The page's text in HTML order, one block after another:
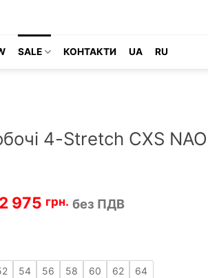
SALE КОНТАКТИ UA RU
4-Stretch CXS
Оригінальна
грн..
2 975 грн.Поточна
570 грн..
без ПДВ
54 56 58 60 62 64